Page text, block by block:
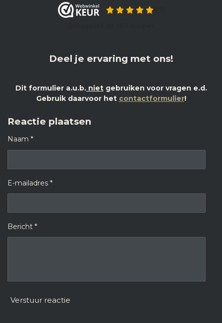
Deel je ervaring met ons!
Dit formulier a.u.b.nietgebruiken voor vragen e.d.
Gebruik daarvoor het contactformulier!
Reactie plaatsen
Naam *
E-mailadres *
Bericht *
Verstuur reactie